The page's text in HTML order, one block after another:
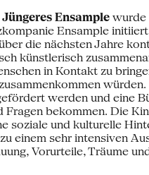
Jüngeres Ensample wurde
Ensample
die nächsten Jahre
künstlerisch
in Kontakt zu
würden.
werden und eine
Fragen bekommen. Die
soziale und kulturelle
einem sehr intensiven
Vorurteile, Träume